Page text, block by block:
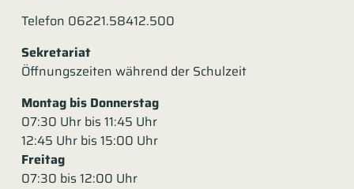
Telefon 06221.58412.500
Sekretariat
Öffnungszeiten während der Schulzeit
Montag bis Donnerstag
07:30 Uhr bis 11:45 Uhr
12:45 Uhr bis 15:00 Uhr
Freitag
07:30 bis 12:00 Uhr